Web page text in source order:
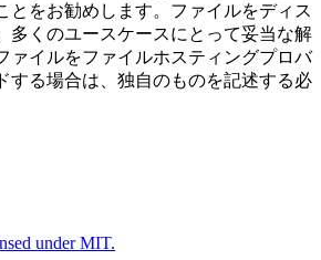
とをお勧めします。ファイルをディス
多くのユースケースにとって妥当な解
ァイルをファイルホスティングプロバ
する場合は、独自のものを記述する必
under MIT.